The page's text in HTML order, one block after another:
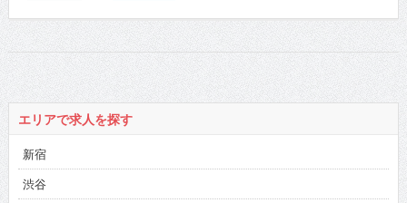
エリアで求人を探す
新宿
渋谷